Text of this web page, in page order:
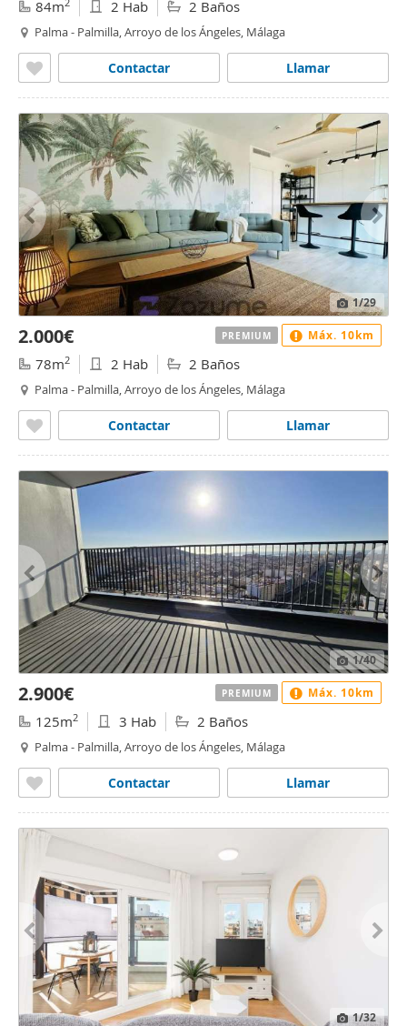
84m 2 Hab 2 Baños
Palma - Palmilla, Arroyo de los Ángeles, Málaga
Llamar
Contactar
1/29
2.000€
78m2 2 Hab 2 Baños
Palma - Palmilla, Arroyo de los Ángeles, Málaga
Llamar
Contactar
PREMIUM Máx. 10km
1/40
2.900€
125m2 3 Hab 2 Baños
Palma - Palmilla, Arroyo de los Ángeles, Málaga
Llamar
Contactar
PREMIUM Máx. 10km
1/32